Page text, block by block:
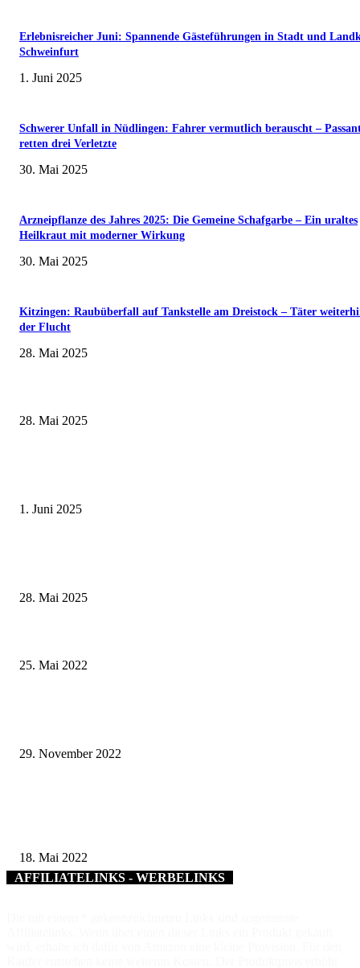
Erlebnisreicher Juni: Spannende Gästeführungen in Stadt und
Schweinfurt
1. Juni 2025
Schwerer Unfall in Nüdlingen: Fahrer vermutlich berauscht –
retten drei Verletzte
30. Mai 2025
Arzneipflanze des Jahres 2025: Die Gemeine Schafgarbe – Ein uraltes
Heilkraut mit moderner Wirkung
30. Mai 2025
Kitzingen: Raubüberfall auf Tankstelle am Dreistock – Täter
der Flucht
28. Mai 2025
28. Mai 2025
1. Juni 2025
28. Mai 2025
25. Mai 2022
29. November 2022
18. Mai 2022
AFFILIATELINKS - WERBELINKS